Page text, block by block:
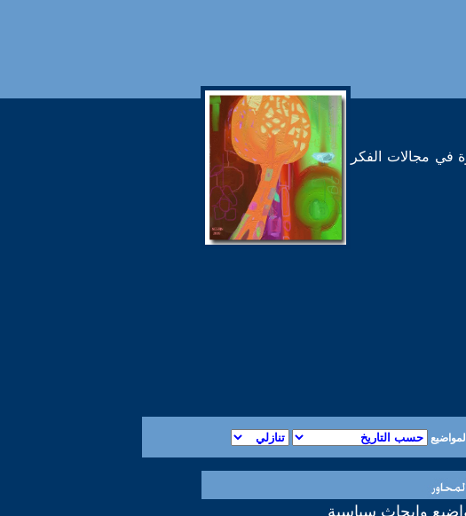
في مجالات الفكر
وابحاث سياسية